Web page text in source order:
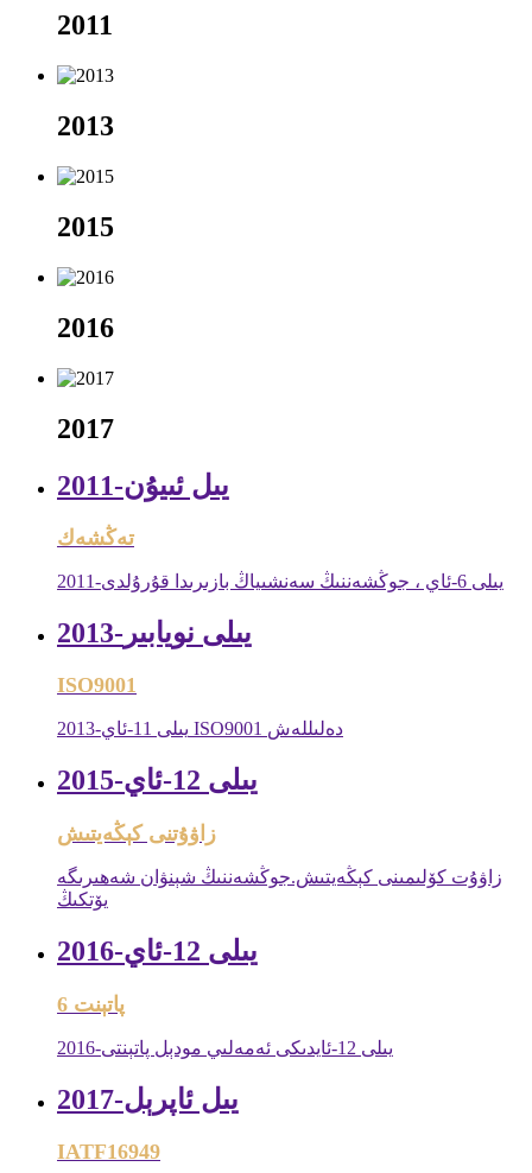
2011
2013
2015
2016
2017
2011-يىل ئىيۇن
تەڭشەك
2011-يىلى 6-ئاي ، جوڭشەننىڭ سەنشىياڭ بازىرىدا قۇرۇلدى
2013-يىلى نويابىر
ISO9001
2013-يىلى 11-ئاي ISO9001 دەلىللەش
2015-يىلى 12-ئاي
زاۋۇتنى كېڭەيتىش
زاۋۇت كۆلىمىنى كېڭەيتىش.جوڭشەننىڭ شېنۋان شەھىرىگە
يۆتكىڭ
2016-يىلى 12-ئاي
6 پاتېنت
2016-يىلى 12-ئايدىكى ئەمەلىي مودېل پاتېنتى
2017-يىل ئاپرېل
IATF16949